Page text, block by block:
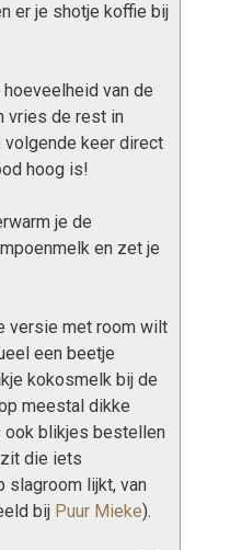
er je shotje koffie bij
van de
vries de rest in
volgende keer direct
hoog is!
je de
en zet je
versie met room wilt
een beetje
kokosmelk bij de
meestal dikke
ook blikjes bestellen
die iets
slagroom lijkt, van
bij Puur Mieke).